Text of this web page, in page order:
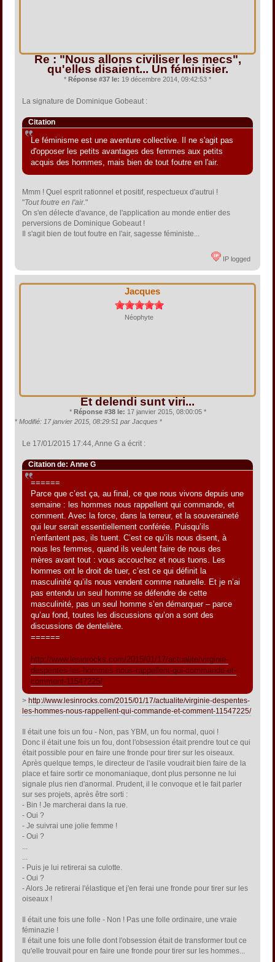
Re : "Nous allons civiliser les mecs",
qu'elles disaient... Un féminisier.
* Réponse #37 le: 19 décembre 2014, 09:42:53 *
La signature de Dominique Gobeaut :
Citation
Le féminisme est une aventure collective. Il ne s'agit pas
d'opposer les petits avantages des femmes aux petits
acquis des hommes, mais bien de tout foutre en l'air.
Mmm ! Quel esprit rationnel et positif, respectueux d'autrui !
"Tout foutre en l'air."
On s'en délecte d'avance, de l'application au monde entier des
perversions de Dominique Gobeaut !
Il s'agit bien de tout foutre en l'air, sagesse féministe...
IP logged
Jacques
Néophyte
Et delendi sunt viri...
* Réponse #38 le: 17 janvier 2015, 08:00:05 *
* Modifié: 17 janvier 2015, 08:29:51 par Jacques *
Le 17/01/2015 17:44, Anne G a écrit :
Citation de: Anne G
======
Parce que c’est ça, au final, ce que nous vivons depuis une
semaine : les hommes nous rappellent qui commande, et
comment. Avec la force, dans la terreur, et la souveraineté
qui leur serait essentiellement conférée. Puisqu’ils
n’enfantent pas, ils tuent. C’est ce qu’ils nous disent, à
nous les femmes, quand ils veulent faire de nous des
mères avant tout : vous accouchez et nous tuons. Les
hommes ont le droit de tuer, c’est ce qui définit la
masculinité qu’ils nous vendent comme naturelle. Et je n’ai
pas entendu un seul homme se défendre de cette
masculinité, pas un seul homme s’en démarquer – parce
qu’au fond, toutes les discussions qu’on a sont des
discussions de dentelière.
======
http://www.lesinrocks.com/2015/01/17/actualite/virginie-
despentes-les-hommes-nous-rappellent-qui-commande-et-
comment-11547225/
>http://www.lesinrocks.com/2015/01/17/actualite/virginie-despentes-
les-hommes-nous-rappellent-qui-commande-et-comment-11547225/
Il était une fois un fou - Non, pas YBM, un fou normal, quoi !
Donc il était une fois un fou, dont l'obsession était prendre tout ce qui
était possible pour en faire une fronde pour tirer sur les oiseaux.
Après quelque temps, le directeur de l'asile voudrait bien faire de la
place et faire sortir ce monomaniaque, dont plus personne ne lui
signale plus rien d'anormal. Prudent, il le convoque et le fait parler
sur ses projets, après être sorti :
- Bin ! Je marcherai dans la rue.
- Oui ?
- Je suivrai une jolie femme !
- Oui ?
- Puis je lui retirerai sa culotte.
- Oui ?
- Alors Je retirerai l'élastique et j'en ferai une fronde pour tirer sur les
oiseaux !
Il était une fois une folle - Non ! Pas une folle ordinaire, une vraie
féminazie !
Il était une fois une folle dont l'obsession était de transformer tout ce
qu'elle trouvait pour en faire une fronde pour tirer sur les hommes...